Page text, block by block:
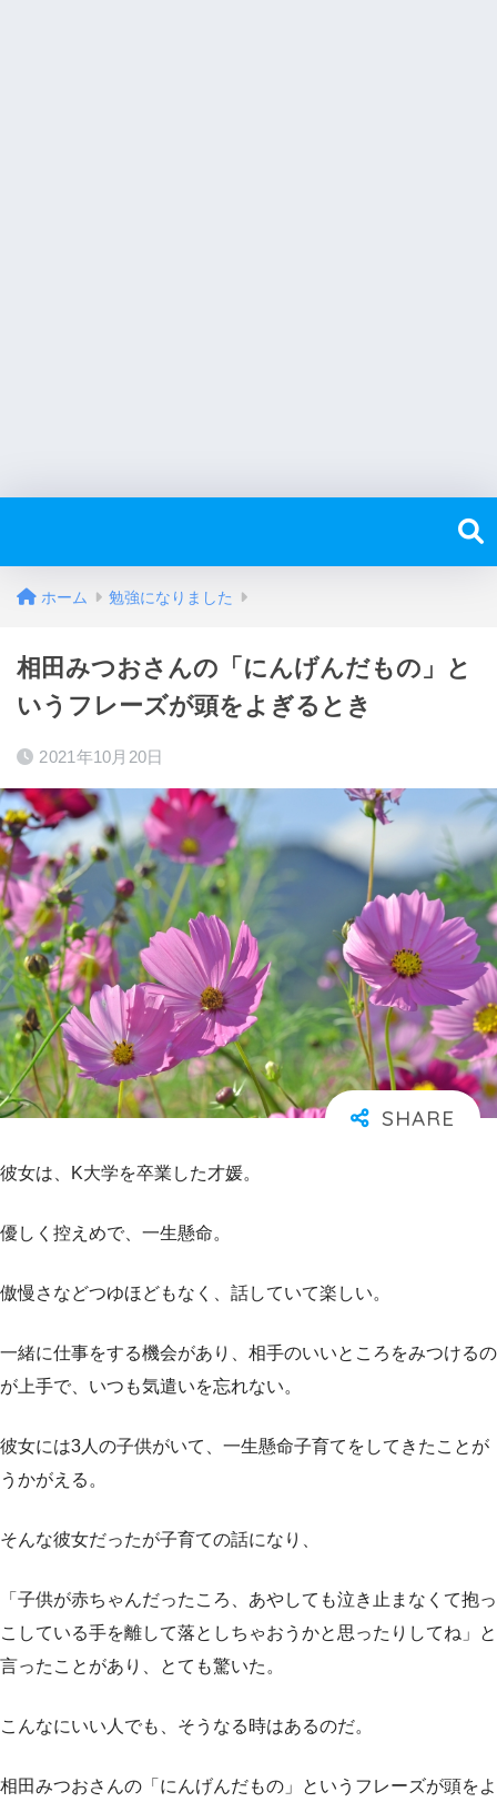
ホーム 勉強になりました
相田みつおさんの「にんげんだもの」と
いうフレーズが頭をよぎるとき
2021年10月20日
彼女は、K大学を卒業した才媛。
優しく控えめで、一生懸命。
傲慢さなどつゆほどもなく、話していて楽しい。
一緒に仕事をする機会があり、相手のいいところをみつけるの
が上手で、いつも気遣いを忘れない。
彼女には3人の子供がいて、一生懸命子育てをしてきたことが
うかがえる。
そんな彼女だったが子育ての話になり、
「子供が赤ちゃんだったころ、あやしても泣き止まなくて抱っ
こしている手を離して落としちゃおうかと思ったりしてね」と
言ったことがあり、とても驚いた。
こんなにいい人でも、そうなる時はあるのだ。
相田みつおさんの「にんげんだもの」というフレーズが頭をよ